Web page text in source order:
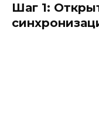
Шаг 1: